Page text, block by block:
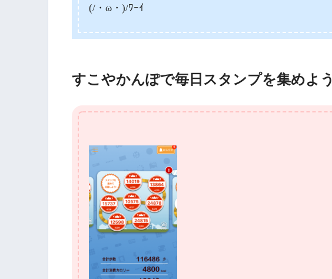
(/・ω・)/ﾜｰｲ
すこやかんぽで毎日スタンプを集めよう